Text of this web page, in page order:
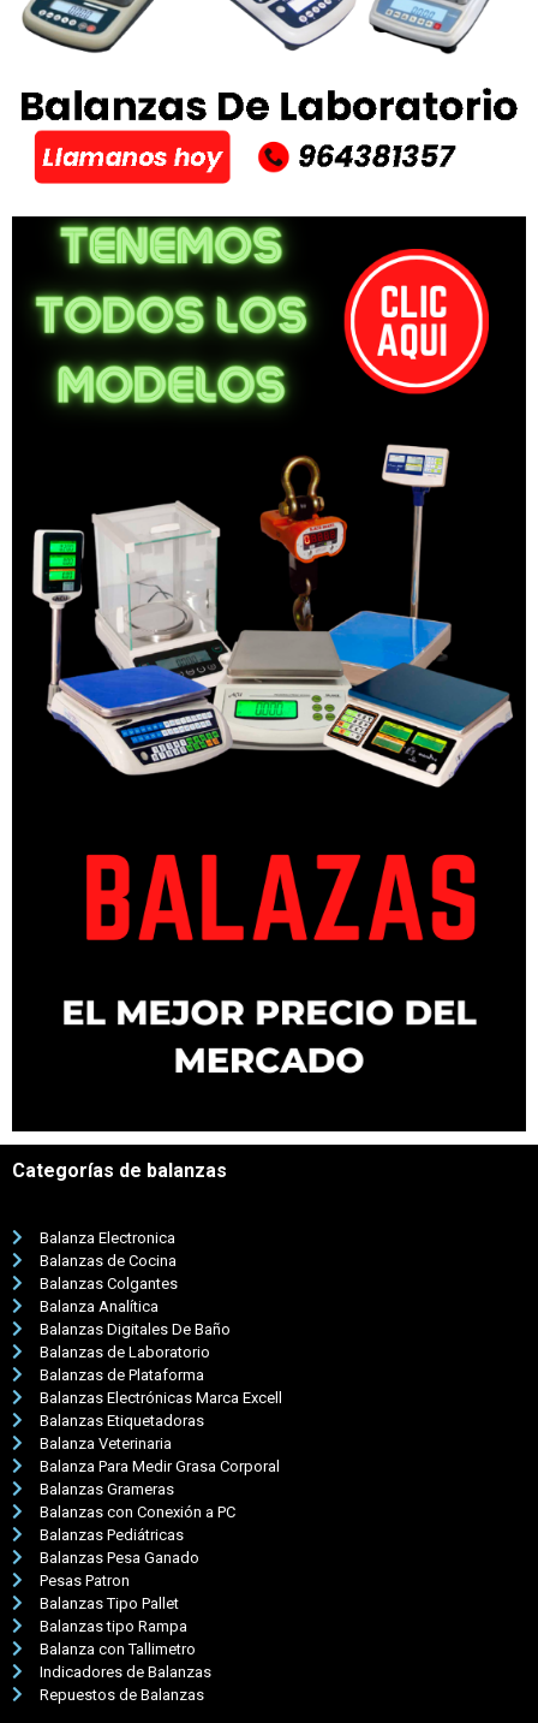
Categorías de balanzas
Balanza Electronica
Balanzas de Cocina
Balanzas Colgantes
Balanza Analítica
Balanzas Digitales De Baño
Balanzas de Laboratorio
Balanzas de Plataforma
Balanzas Electrónicas Marca Excell
Balanzas Etiquetadoras
Balanza Veterinaria
Balanza Para Medir Grasa Corporal
Balanzas Grameras
Balanzas con Conexión a PC
Balanzas Pediátricas
Balanzas Pesa Ganado
Pesas Patron
Balanzas Tipo Pallet
Balanzas tipo Rampa
Balanza con Tallimetro
Indicadores de Balanzas
Repuestos de Balanzas